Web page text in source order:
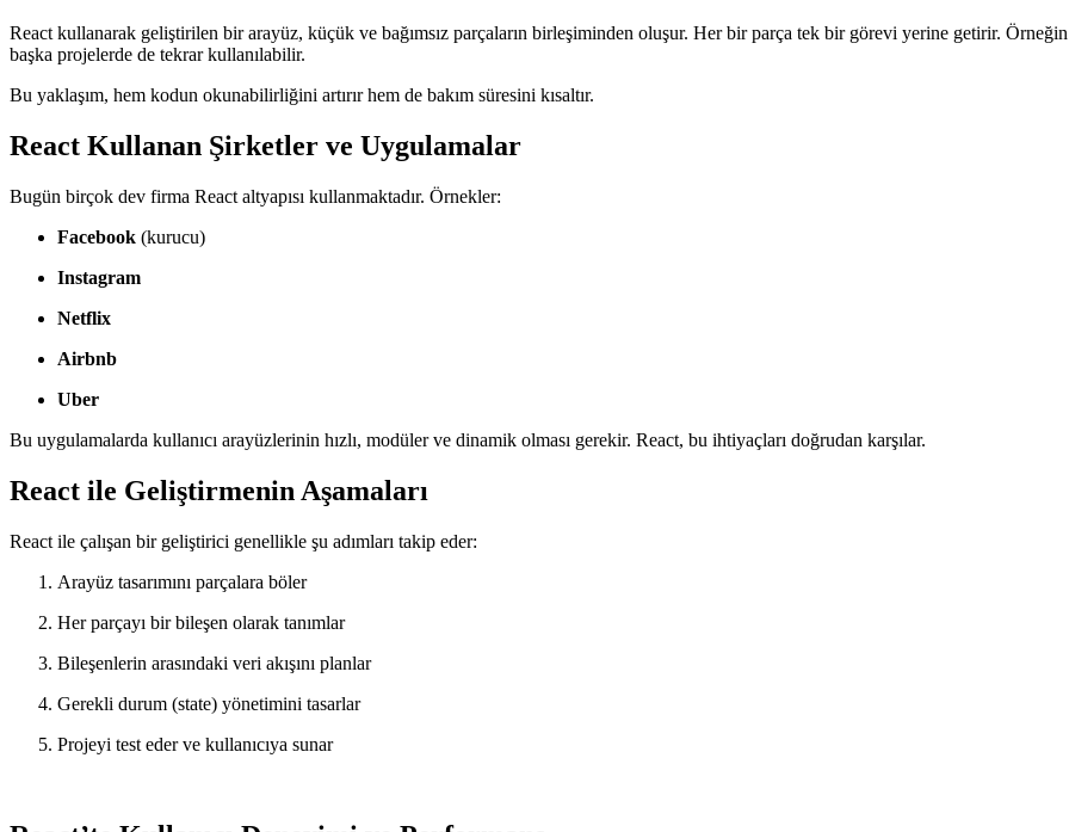
React kullanarak geliştirilen bir arayüz, küçük ve bağımsız parçaların birleşiminden oluşur. Her bir parça tek bir görevi yerine getirir.
başka projelerde de tekrar kullanılabilir.
Bu yaklaşım, hem kodun okunabilirliğini artırır hem de bakım süresini kısaltır.
React Kullanan Şirketler ve Uygulamalar
Bugün birçok dev firma React altyapısı kullanmaktadır. Örnekler:
Facebook (kurucu)
Instagram
Netflix
Airbnb
Uber
Bu uygulamalarda kullanıcı arayüzlerinin hızlı, modüler ve dinamik olması gerekir. React, bu ihtiyaçları doğrudan karşılar.
React ile Geliştirmenin Aşamaları
React ile çalışan bir geliştirici genellikle şu adımları takip eder:
Arayüz tasarımını parçalara böler
Her parçayı bir bileşen olarak tanımlar
Bileşenlerin arasındaki veri akışını planlar
Gerekli durum (state) yönetimini tasarlar
Projeyi test eder ve kullanıcıya sunar